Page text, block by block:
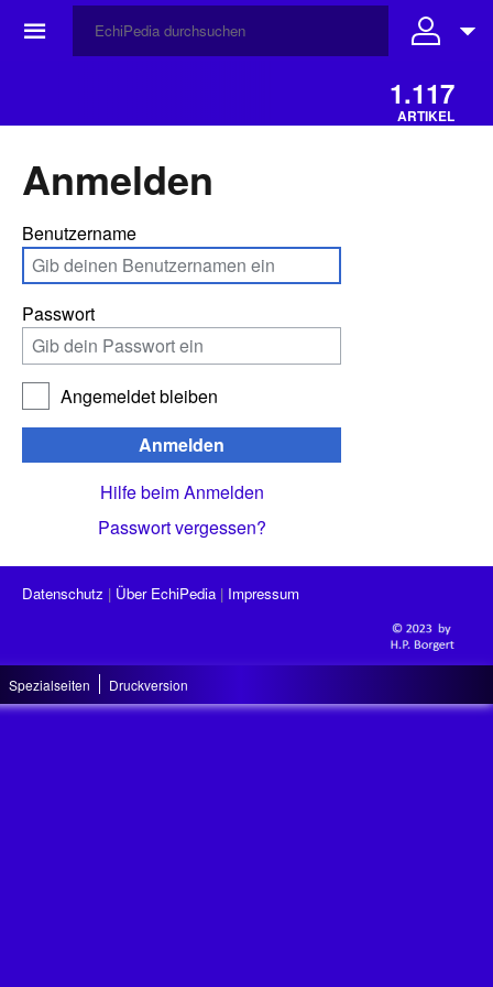
☰
1.117
ARTIKEL
Anmelden
Benutzername
Passwort
Angemeldet bleiben
Anmelden
Hilfe beim Anmelden
Passwort vergessen?
Datenschutz Über EchiPedia Impressum
Spezialseiten Druckversion